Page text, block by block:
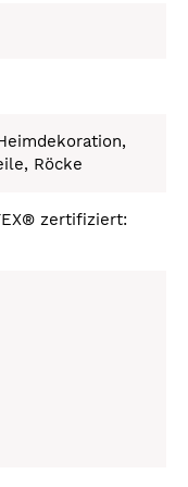
Röcke
zertifiziert: